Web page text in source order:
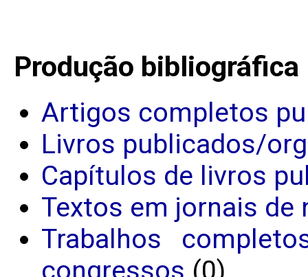
Produção bibliográfica
Artigos completos
Livros publicados/
Capítulos de livros
Textos em jornais
Trabalhos